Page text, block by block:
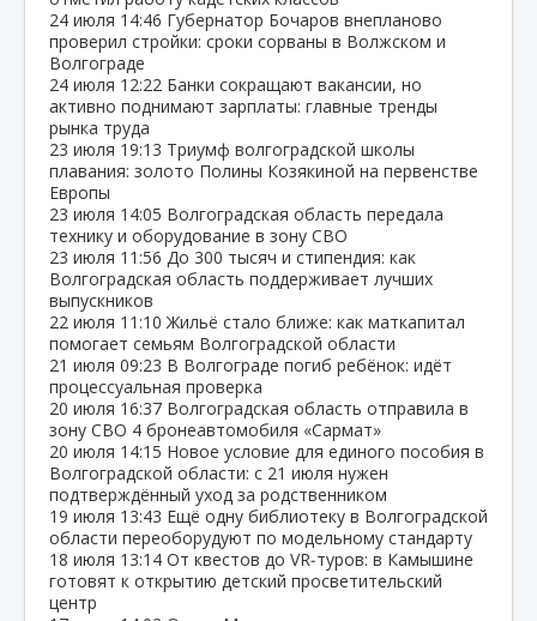
24 июля 14:46 Губернатор Бочаров внепланово
проверил стройки: сроки сорваны в Волжском и
Волгограде
24 июля 12:22 Банки сокращают вакансии, но
активно поднимают зарплаты: главные тренды
рынка труда
23 июля 19:13 Триумф волгоградской школы
плавания: золото Полины Козякиной на первенстве
Европы
23 июля 14:05 Волгоградская область передала
технику и оборудование в зону СВО
23 июля 11:56 До 300 тысяч и стипендия: как
Волгоградская область поддерживает лучших
выпускников
22 июля 11:10 Жильё стало ближе: как маткапитал
помогает семьям Волгоградской области
21 июля 09:23 В Волгограде погиб ребёнок: идёт
процессуальная проверка
20 июля 16:37 Волгоградская область отправила в
зону СВО 4 бронеавтомобиля «Сармат»
20 июля 14:15 Новое условие для единого пособия в
Волгоградской области: с 21 июля нужен
подтверждённый уход за родственником
19 июля 13:43 Ещё одну библиотеку в Волгоградской
области переоборудуют по модельному стандарту
18 июля 13:14 От квестов до VR‑туров: в Камышине
готовят к открытию детский просветительский
центр